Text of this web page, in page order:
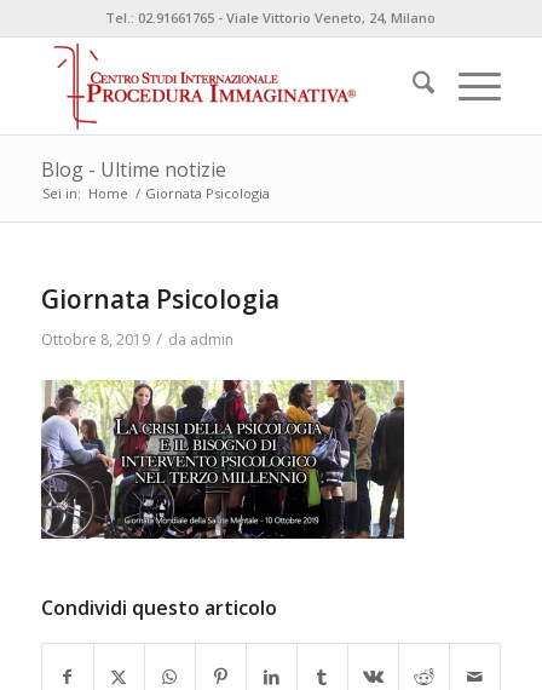
Tel.: 02.91661765 - Viale Vittorio Veneto, 24, Milano
Blog - Ultime notizie
Sei in: Home / Giornata Psicologia
Giornata Psicologia
Ottobre 8, 2019 / da admin
Condividi questo articolo